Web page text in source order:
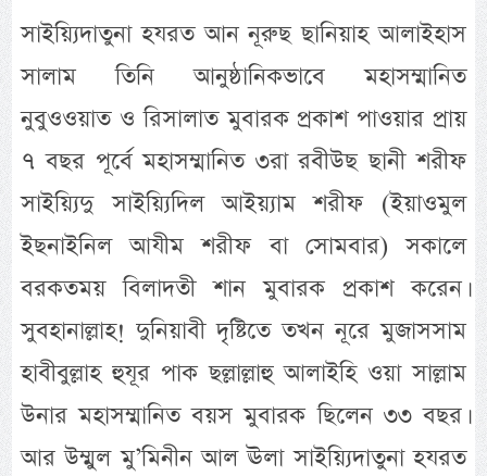
সাইয়্যিদাতুনা হযরত আন নূরুছ ছানিয়াহ আলাইহাস
সালাম তিনি আনুষ্ঠানিকভাবে মহাসম্মানিত
নুবুওওয়াত ও রিসালাত মুবারক প্রকাশ পাওয়ার প্রায়
৭ বছর পূর্বে মহাসম্মানিত ৩রা রবীউছ ছানী শরীফ
সাইয়্যিদু সাইয়্যিদিল আইয়্যাম শরীফ (ইয়াওমুল
ইছনাইনিল আযীম শরীফ বা সোমবার) সকালে
বরকতময় বিলাদতী শান মুবারক প্রকাশ করেন।
সুবহানাল্লাহ! দুনিয়াবী দৃষ্টিতে তখন নূরে মুজাসসাম
হাবীবুল্লাহ হুযূর পাক ছল্লাল্লাহু আলাইহি ওয়া সাল্লাম
উনার মহাসম্মানিত বয়স মুবারক ছিলেন ৩৩ বছর।
আর উম্মুল মু’মিনীন আল ঊলা সাইয়্যিদাতুনা হযরত